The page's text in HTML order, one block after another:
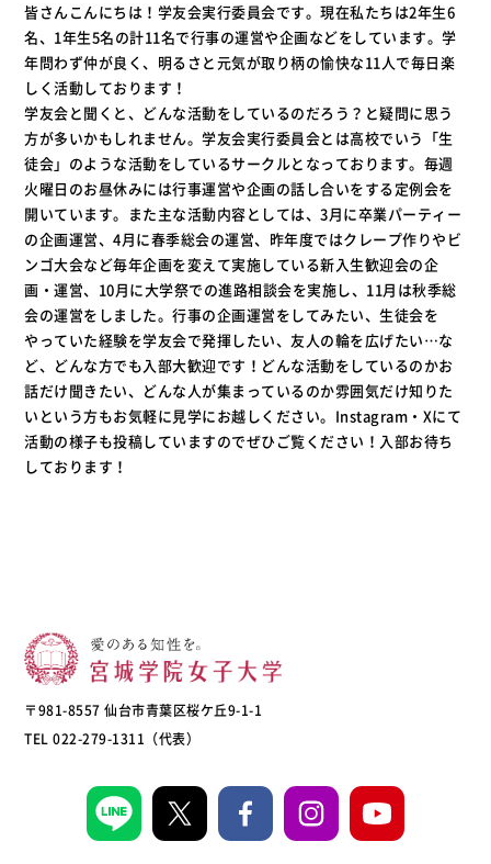
皆さんこんにちは！学友会実行委員会です。現在私たちは2年生6
名、1年生5名の計11名で行事の運営や企画などをしています。学
年問わず仲が良く、明るさと元気が取り柄の愉快な11人で毎日楽
しく活動しております！
学友会と聞くと、どんな活動をしているのだろう？と疑問に思う
方が多いかもしれません。学友会実行委員会とは高校でいう「生
徒会」のような活動をしているサークルとなっております。毎週
火曜日のお昼休みには行事運営や企画の話し合いをする定例会を
開いています。また主な活動内容としては、3月に卒業パーティー
の企画運営、4月に春季総会の運営、昨年度ではクレープ作りやビ
ンゴ大会など毎年企画を変えて実施している新入生歓迎会の企
画・運営、10月に大学祭での進路相談会を実施し、11月は秋季総
会の運営をしました。行事の企画運営をしてみたい、生徒会を
やっていた経験を学友会で発揮したい、友人の輪を広げたい…な
ど、どんな方でも入部大歓迎です！どんな活動をしているのかお
話だけ聞きたい、どんな人が集まっているのか雰囲気だけ知りた
いという方もお気軽に見学にお越しください。Instagram・Xにて
活動の様子も投稿していますのでぜひご覧ください！入部お待ち
しております！
〒981-8557 仙台市青葉区桜ケ丘9-1-1
TEL 022-279-1311（代表）